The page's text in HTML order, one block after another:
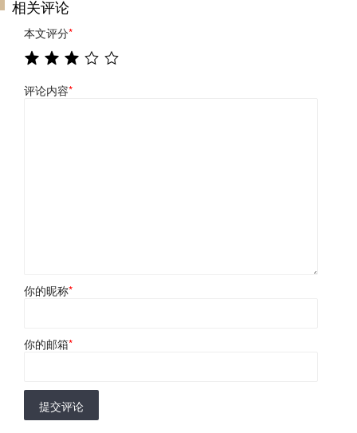
相关评论
本文评分*
评论内容*
你的昵称*
你的邮箱*
提交评论